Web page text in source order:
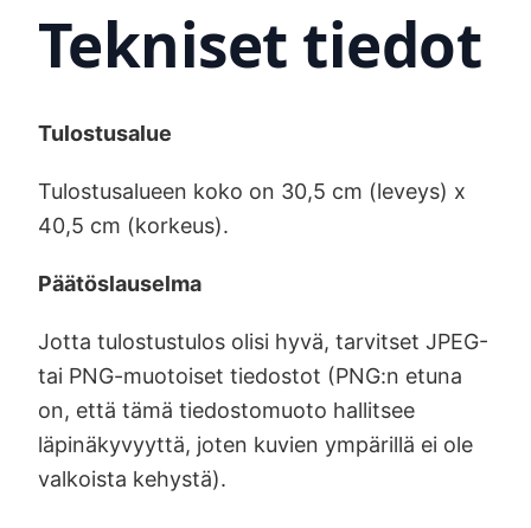
Tekniset tiedot
Tulostusalue
Tulostusalueen koko on 30,5 cm (leveys) x
40,5 cm (korkeus).
Päätöslauselma
Jotta tulostustulos olisi hyvä, tarvitset JPEG-
tai PNG-muotoiset tiedostot (PNG:n etuna
on, että tämä tiedostomuoto hallitsee
läpinäkyvyyttä, joten kuvien ympärillä ei ole
valkoista kehystä).